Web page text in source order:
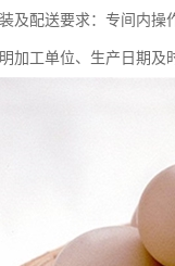
及配送要求：专间内
加工单位、生产日期